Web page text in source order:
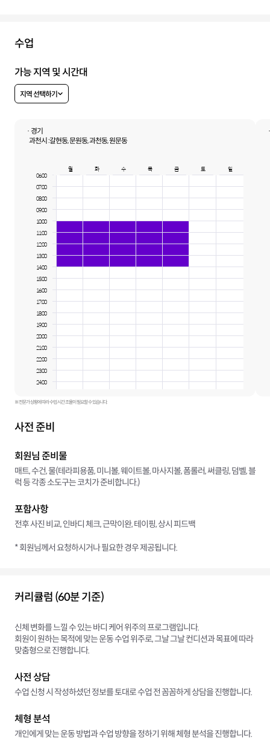
수업
가능 지역 및 시간대
지역 선택하기
· 경기
과천시 :갈현동, 문원동, 과천동, 원문동
월 화 수 목 금 토
일
06:00
07:00
08:00
09:00
10:00
11:00
12:00
13:00
14:00
15:00
16:00
17:00
18:00
19:00
20:00
21:00
22:00
23:00
24:00
※ 전문가 상황에 따라 수업 시간 조율이 필요할 수 있습니다.
사전 준비
회원님 준비물
매트, 수건, 물(테라피용품, 미니볼, 웨이트볼, 마사지볼, 폼롤러, 써클링, 덤벨, 블
럭 등 각종 소도구는 코치가 준비합니다.)
포함사항
전후 사진 비교, 인바디 체크, 근막이완, 테이핑, 상시 피드백
* 회원님께서 요청하시거나 필요한 경우 제공됩니다.
커리큘럼 (60분 기준)
신체 변화를 느낄 수 있는 바디 케어 위주의 프로그램입니다.
회원이 원하는 목적에 맞는 운동 수업 위주로, 그날 그날 컨디션과 목표에 따라
맞춤형으로 진행합니다.
사전 상담
수업 신청 시 작성하셨던 정보를 토대로 수업 전 꼼꼼하게 상담을 진행합니다.
체형 분석
개인에게 맞는 운동 방법과 수업 방향을 정하기 위해 체형 분석을 진행합니다.